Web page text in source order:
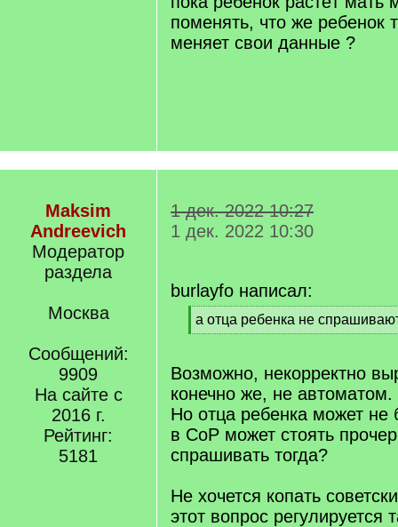
поменять, что же ребенок
меняет свои данные ?
Maksim
Andreevich
Модератор
раздела
Москва
Сообщений:
9909
На сайте с
2016 г.
Рейтинг:
5181
1 дек. 2022 10:27
1 дек. 2022 10:30
burlayfo написал:
[
q
а отца ребенка не
[
q
]
Возможно, некорректно
конечно же, не автоматом.
Но отца ребенка может не
в СоР может стоять
спрашивать тогда?
Не хочется копать
этот вопрос регулируется